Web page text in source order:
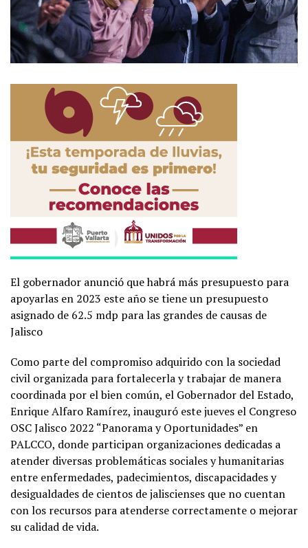
El gobernador anunció que habrá más presupuesto para
apoyarlas en 2023 este año se tiene un presupuesto
asignado de 62.5 mdp para las grandes de causas de
Jalisco
Como parte del compromiso adquirido con la sociedad
civil organizada para fortalecerla y trabajar de manera
coordinada por el bien común, el Gobernador del Estado,
Enrique Alfaro Ramírez, inauguró este jueves el Congreso
OSC Jalisco 2022 “Panorama y Oportunidades” en
PALCCO, donde participan organizaciones dedicadas a
atender diversas problemáticas sociales y humanitarias
entre enfermedades, padecimientos, discapacidades y
desigualdades de cientos de jaliscienses que no cuentan
con los recursos para atenderse correctamente o mejorar
su calidad de vida.